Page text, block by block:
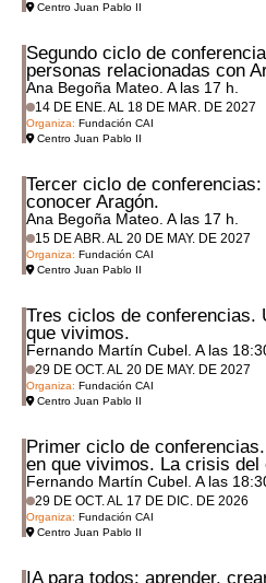
Centro Juan Pablo II
Segundo ciclo de
personas relacionadas con
Ana Begoña Mateo. A las 17 h.
14 DE ENE. AL 18 DE MAR. DE 2027
Organiza: Fundación CAI
Centro Juan Pablo II
Tercer ciclo de
conocer Aragón.
Ana Begoña Mateo. A las 17 h.
15 DE ABR. AL 20 DE MAY. DE 2027
Organiza: Fundación CAI
Centro Juan Pablo II
Tres ciclos de conferencias.
que vivimos.
Fernando Martín Cubel. A las
29 DE OCT. AL 20 DE MAY. DE 2027
Organiza: Fundación CAI
Centro Juan Pablo II
Primer ciclo de
en que vivimos. La crisis del
Fernando Martín Cubel. A las
29 DE OCT. AL 17 DE DIC. DE 2026
Organiza: Fundación CAI
Centro Juan Pablo II
IA para todos: aprender,